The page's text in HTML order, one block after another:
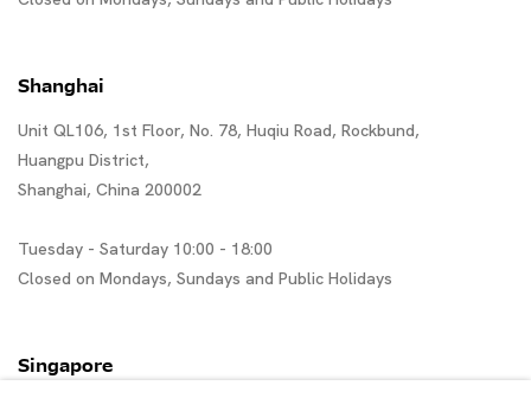
Shanghai
Unit QL106, 1st Floor, No. 78, Huqiu Road, Rockbund,
Huangpu District,
Shanghai, China 200002
Tuesday - Saturday 10:00 - 18:00
Closed on Mondays, Sundays and Public Holidays
Singapore